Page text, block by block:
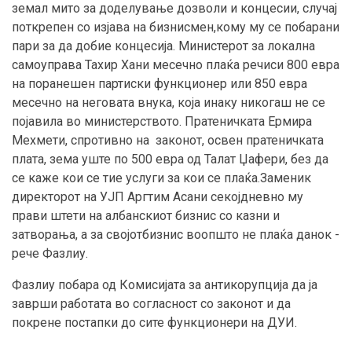
земал мито за доделување дозволи и концесии, случај
поткрепен со изјава на бизнисмен,кому му се побарани
пари за да добие концесија. Министерот за локална
самоуправа Тахир Хани месечно плаќа речиси 800 евра
на поранешен партиски функционер или 850 евра
месечно на неговата внука, која инаку никогаш не се
појавила во министерството. Пратеничката Ермира
Мехмети, спротивно на законот, освен пратеничката
плата, зема уште по 500 евра од Талат Џафери, без да
се каже кои се тие услуги за кои се плаќа.Заменик
директорот на УЈП Аргтим Асани секојдневно му
прави штети на албанскиот бизнис со казни и
затворања, а за својотбизнис воопшто не плаќа данок -
рече Фазлиу.
Фазлиу побара од Комисијата за антикорупција да ја
заврши работата во согласност со законот и да
покрене постапки до сите функционери на ДУИ.